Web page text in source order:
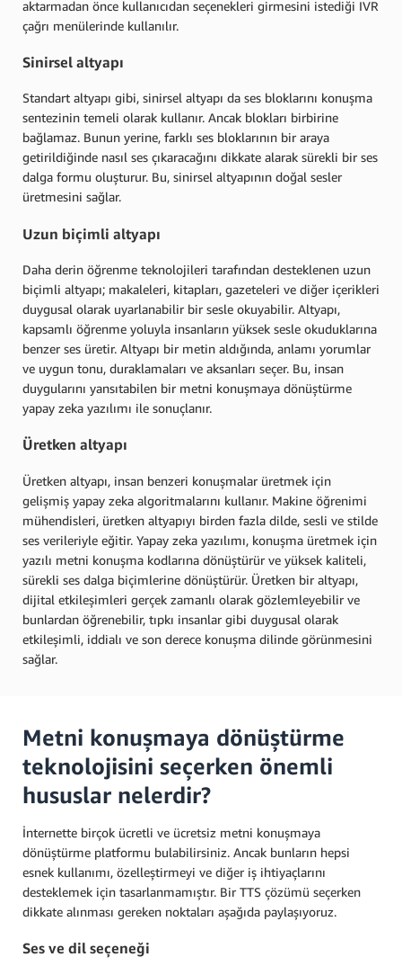
aktarmadan önce kullanıcıdan seçenekleri girmesini istediği IVR
çağrı menülerinde kullanılır.
Sinirsel altyapı
Standart altyapı gibi, sinirsel altyapı da ses bloklarını konuşma
sentezinin temeli olarak kullanır. Ancak blokları birbirine
bağlamaz. Bunun yerine, farklı ses bloklarının bir araya
getirildiğinde nasıl ses çıkaracağını dikkate alarak sürekli bir ses
dalga formu oluşturur. Bu, sinirsel altyapının doğal sesler
üretmesini sağlar.
Uzun biçimli altyapı
Daha derin öğrenme teknolojileri tarafından desteklenen uzun
biçimli altyapı; makaleleri, kitapları, gazeteleri ve diğer içerikleri
duygusal olarak uyarlanabilir bir sesle okuyabilir. Altyapı,
kapsamlı öğrenme yoluyla insanların yüksek sesle okuduklarına
benzer ses üretir. Altyapı bir metin aldığında, anlamı yorumlar
ve uygun tonu, duraklamaları ve aksanları seçer. Bu, insan
duygularını yansıtabilen bir metni konuşmaya dönüştürme
yapay zeka yazılımı ile sonuçlanır.
Üretken altyapı
Üretken altyapı, insan benzeri konuşmalar üretmek için
gelişmiş yapay zeka algoritmalarını kullanır. Makine öğrenimi
mühendisleri, üretken altyapıyı birden fazla dilde, sesli ve stilde
ses verileriyle eğitir. Yapay zeka yazılımı, konuşma üretmek için
yazılı metni konuşma kodlarına dönüştürür ve yüksek kaliteli,
sürekli ses dalga biçimlerine dönüştürür. Üretken bir altyapı,
dijital etkileşimleri gerçek zamanlı olarak gözlemleyebilir ve
bunlardan öğrenebilir, tıpkı insanlar gibi duygusal olarak
etkileşimli, iddialı ve son derece konuşma dilinde görünmesini
sağlar.
Metni konuşmaya dönüştürme
teknolojisini seçerken önemli
hususlar nelerdir?
İnternette birçok ücretli ve ücretsiz metni konuşmaya
dönüştürme platformu bulabilirsiniz. Ancak bunların hepsi
esnek kullanımı, özelleştirmeyi ve diğer iş ihtiyaçlarını
desteklemek için tasarlanmamıştır. Bir TTS çözümü seçerken
dikkate alınması gereken noktaları aşağıda paylaşıyoruz.
Ses ve dil seçeneği